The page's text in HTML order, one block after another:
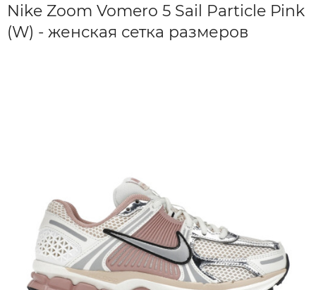
Nike Zoom Vomero 5 Sail Particle Pink
(W) - женская сетка размеров